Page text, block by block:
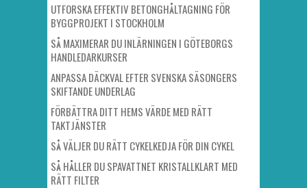
UTFORSKA EFFEKTIV BETONGHÅLTAGNING FÖR
BYGGPROJEKT I STOCKHOLM
SÅ MAXIMERAR DU INLÄRNINGEN I GÖTEBORGS
HANDLEDARKURSER
ANPASSA DÄCKVAL EFTER SVENSKA SÄSONGERS
SKIFTANDE UNDERLAG
FÖRBÄTTRA DITT HEMS VÄRDE MED RÄTT
TAKTJÄNSTER
SÅ VÄLJER DU RÄTT CYKELKEDJA FÖR DIN CYKEL
SÅ HÅLLER DU SPAVATTNET KRISTALLKLART MED
RÄTT FILTER